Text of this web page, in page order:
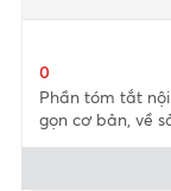
0
Phần tóm tắt
gọn cơ bản, về